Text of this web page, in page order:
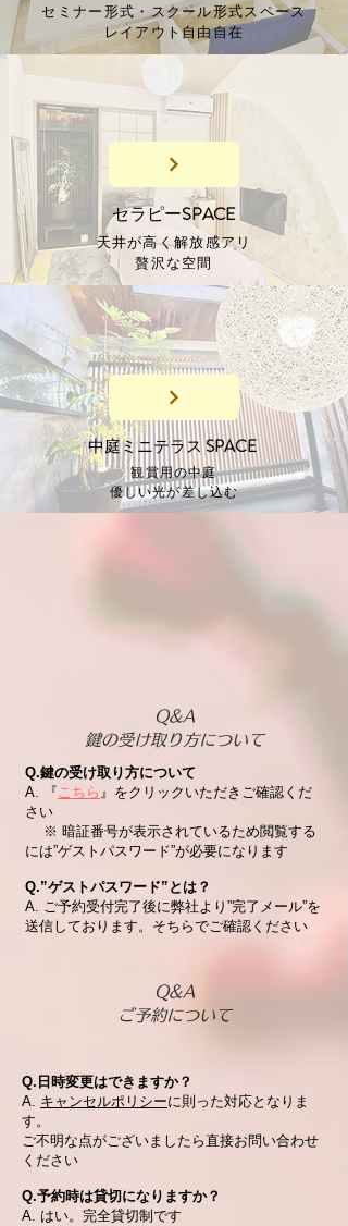
セミナー形式・スクール形式スペース
レイアウト自由自在
セラピーSPACE
天井が高く解放感アリ
​贅沢な空間
中庭ミニテラスSPACE
観賞用の中庭
​優しい光が差し込む
Q&A
鍵の受け取り方について
Q.鍵の受け取り方について
A.
『こちら 』をクリックいただきご確認くだ
さい
※ 暗証番号が表示されているため閲覧する
には”ゲストパスワード”が必要になります
Q.”ゲストパスワード”とは？
A. ご予約受付完了後に弊社より”完了メール”を
送信しております。そちらでご確認ください
Q&A
ご予約について
Q.日時変更はできますか？
A. キャンセルポリシーに則った対応となりま
す。
ご不明な点がございましたら直接お問い合わせ
ください
Q.予約時は貸切になりますか？
A. はい。完全貸切制です